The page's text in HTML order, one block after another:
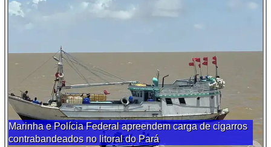
Marinha e Polícia Federal apreendem carga de cigarros
contrabandeados no litoral do Pará